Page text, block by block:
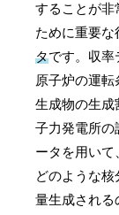
することが非
ために重要
タです。収率
原子炉の運
生成物の生成
子力発電所の
ータを用い
どのような
量生成される